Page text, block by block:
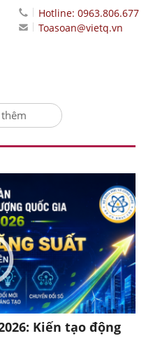
Hotline: 0963.806.677
Toasoan@vietq.vn
Kiến tạo động